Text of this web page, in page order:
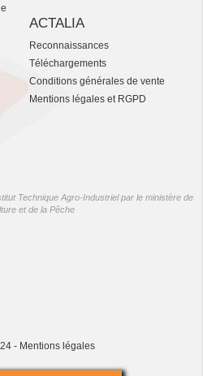
ACTALIA
Reconnaissances
Téléchargements
Conditions générales de vente
Mentions légales et RGPD
Technique Agro-Industriel par le ministère de
et de la Pêche
- Mentions légales